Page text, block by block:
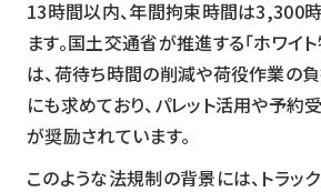
13時間以内、年間拘束時間は3,300
ます。国土交通省が推進する「ホワイ
は、荷待ち時間の削減や荷役作業の
にも求めており、パレット活用や予約
が奨励されています。
このような法規制の背景には、トラッ